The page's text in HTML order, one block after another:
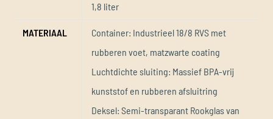
1,8 liter
MATERIAAL
Container: Industrieel 18/8 RVS met
rubberen voet, matzwarte coating
Luchtdichte sluiting: Massief BPA-vrij
kunststof en rubberen afsluitring
Deksel: Semi-transparant Rookglas van